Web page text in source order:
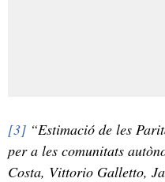
[3] “Estimació de les
per a les comunitats
Costa, Vittorio Galletto,